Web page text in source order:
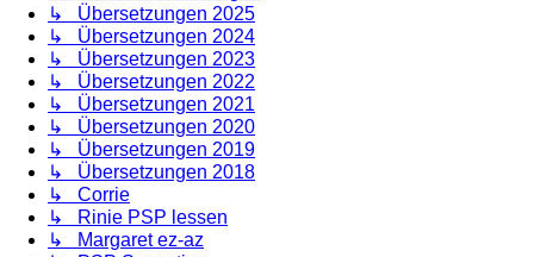
↳ Übersetzungen 2025
↳ Übersetzungen 2024
↳ Übersetzungen 2023
↳ Übersetzungen 2022
↳ Übersetzungen 2021
↳ Übersetzungen 2020
↳ Übersetzungen 2019
↳ Übersetzungen 2018
↳ Corrie
↳ Rinie PSP lessen
↳ Margaret ez-az